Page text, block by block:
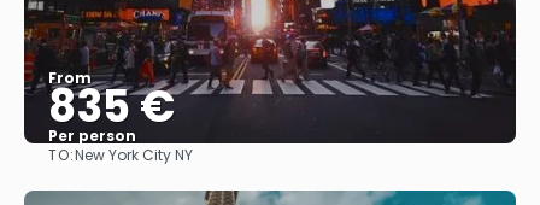
From
835 €
Per person
TO:New York City NY